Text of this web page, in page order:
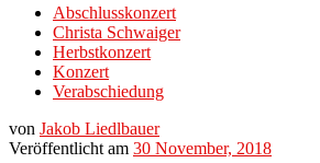
Abschlusskonzert
Christa Schwaiger
Herbstkonzert
Konzert
Verabschiedung
von Jakob Liedlbauer
Veröffentlicht am 30 November, 2018